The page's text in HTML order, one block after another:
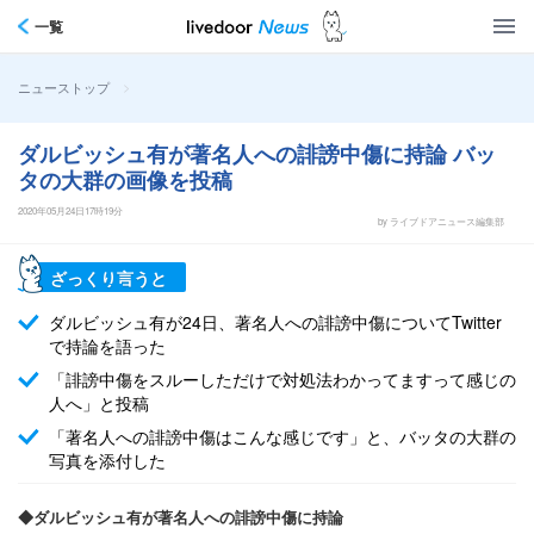
一覧
ニューストップ >
ダルビッシュ有が著名人への誹謗中傷に持論 バッ
タの大群の画像を投稿
2020年05月24日17時19分
by ライブドアニュース編集部
ざっくり言うと
ダルビッシュ有が24日、著名人への誹謗中傷についてTwitter
で持論を語った
「誹謗中傷をスルーしただけで対処法わかってますって感じの
人へ」と投稿
「著名人への誹謗中傷はこんな感じです」と、バッタの大群の
写真を添付した
◆ダルビッシュ有が著名人への誹謗中傷に持論